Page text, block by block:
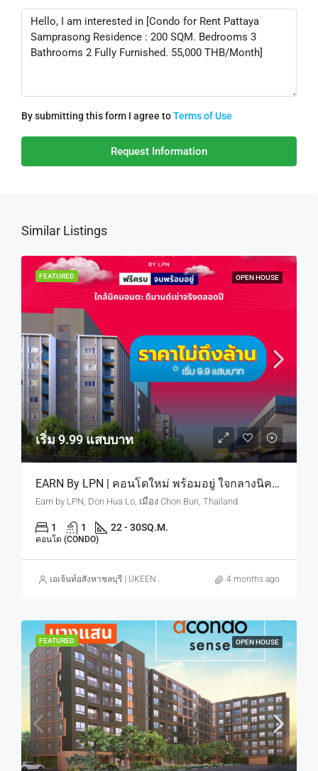
By submitting this form I agree toTerms of Use
Request Information
Similar Listings
FEATURED OPEN HOUSE
เริ่ม 9.99 แสบบาท
EARN By LPN | คอนโดใหม่ พร้อมอยู่ ใจกลางนิคมอมตะ ดีมานด์คนทำงานนิคม มีจริงตลอดปี เริ่ม 9.9 แสบบาท
Earn by LPN, Don Hua Lo, เมือง Chon Buri, Thailand
1 1 22 - 30SQ.M.
คอนโด (CONDO)
เอเจ้นท์อสังหาชลบุรี | UKEEN ASSET CO., LTD. 4 months ago
FEATURED OPEN HOUSE